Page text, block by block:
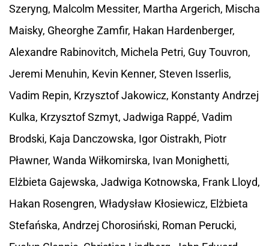
Szeryng, Malcolm Messiter, Martha Argerich, Mischa
Maisky, Gheorghe Zamfir, Hakan Hardenberger,
Alexandre Rabinovitch, Michela Petri, Guy Touvron,
Jeremi Menuhin, Kevin Kenner, Steven Isserlis,
Vadim Repin, Krzysztof Jakowicz, Konstanty Andrzej
Kulka, Krzysztof Szmyt, Jadwiga Rappé, Vadim
Brodski, Kaja Danczowska, Igor Oistrakh, Piotr
Pławner, Wanda Wiłkomirska, Ivan Monighetti,
Elżbieta Gajewska, Jadwiga Kotnowska, Frank Lloyd,
Hakan Rosengren, Władysław Kłosiewicz, Elżbieta
Stefańska, Andrzej Chorosiński, Roman Perucki,